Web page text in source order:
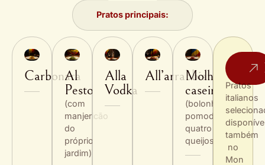
Pratos principais:
Carbonara
Al
Pesto
(com
manjericão
do
próprio
jardim)
Alla
Vodka
All’arrabbiata
Molhos
caseiros
(bolonhesa,
pomodoro,
quatro
queijos)
Pratos
italianos
também
no
Mon